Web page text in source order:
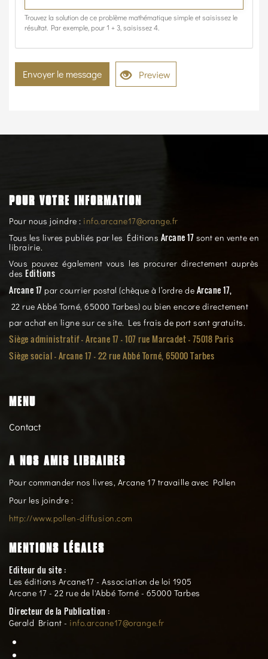
Trouvez la solution de ce problème mathématique simple et saisissez le
résultat. Par exemple, pour 1 + 3, saisissez 4.
Envoyer le message Preview
POUR VOTRE INFORMATION
Pour nous joindre : info.arcane17@orange.fr
Tous les livres publiés par les Éditions Arcane 17 sont en vente en
librairie.
Vous pouvez également vous les procurer directement auprès
des Editions
Arcane 17 par courrier postal (chèque à l’ordre de Arcane 17,
22 rue Abbé Torné, 65000 Tarbes) ou bien encore directement
par achat en ligne sur ce site. Les frais de port sont gratuits.
Siège administratif - Arcane 17 - 107 rue Marcadet - 75018 Paris
Siège social -Arcane 17 - 22 rue Abbé Torné, 65000 Tarbes
MENU
Contact
A NOS AMIS LIBRAIRES
Pour commander nos livres, Arcane 17 travaille avec Pollen
Pour les joindre :
http://www.pollen-diffusion.com
MENTIONS LÉGALES
Editeur du site :
Les éditions Arcane17 - Association de loi 1905
Arcane 17 - 22 rue de l'Abbé Torné - 65000 Tarbes
Directeur de la Publication :
Gerald Briant - info.arcane17@orange.fr